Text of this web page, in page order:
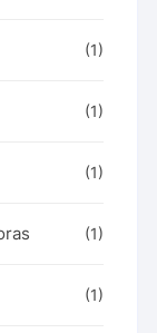
(1)
(1)
(1)
(1)
(1)